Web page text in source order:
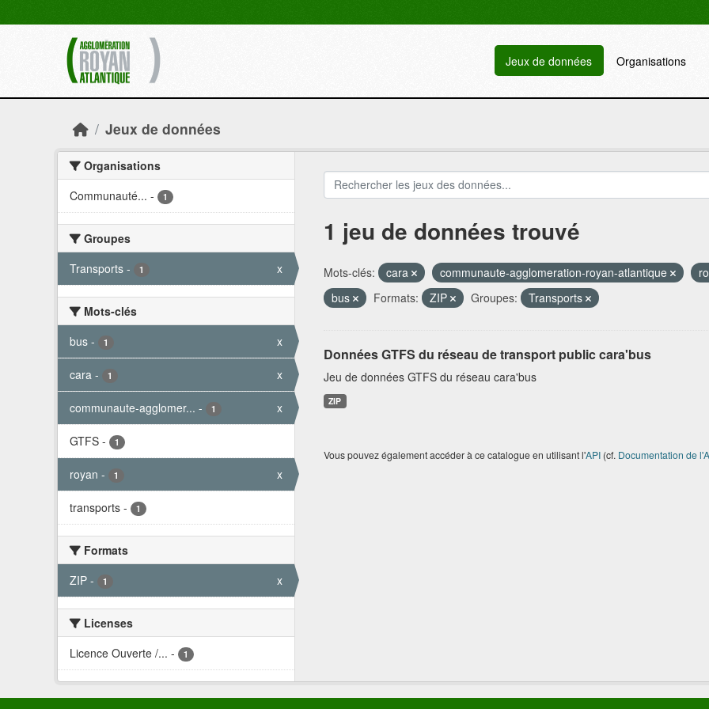
Jeux de données Organisations
Jeux de données
Organisations
Communauté... - 1
Groupes
Transports - 1 x
Mots-clés
bus - 1 x
cara - 1 x
communaute-agglomer... - 1 x
GTFS - 1
royan - 1 x
transports - 1
Formats
ZIP - 1 x
Licenses
Licence Ouverte /... - 1
1 jeu de données trouvé
Mots-clés: cara communaute-agglomeration-royan-atlantique
bus
Formats: ZIP Groupes: Transports
Données GTFS du réseau de transport public cara'bus
Jeu de données GTFS du réseau cara'bus
ZIP
Vous pouvez également accéder à ce catalogue en utilisant l'API(cf. Documentation de